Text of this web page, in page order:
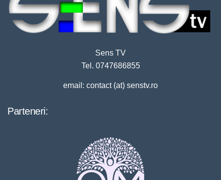
Sens TV
Tel. 0747686855
email: contact (at) senstv.ro
Parteneri: